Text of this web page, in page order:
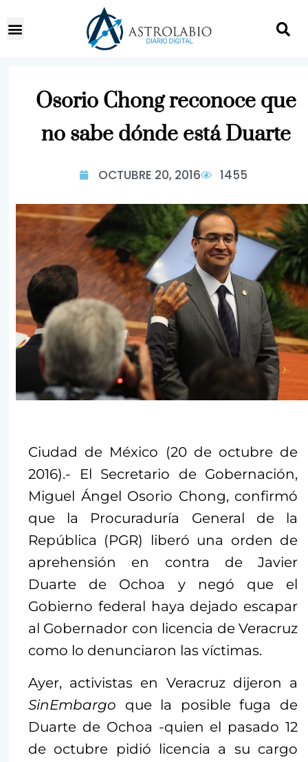
Osorio Chong reconoce que
no sabe dónde está Duarte
OCTUBRE 20, 2016 1455
Ciudad de México (20 de octubre de
2016).- El Secretario de Gobernación,
Miguel Ángel Osorio Chong, confirmó
que la Procuraduría General de la
República (PGR) liberó una orden de
aprehensión en contra de Javier
Duarte de Ochoa y negó que el
Gobierno federal haya dejado escapar
al Gobernador con licencia de Veracruz
como lo denunciaron las víctimas.
Ayer, activistas en Veracruz dijeron a
SinEmbargo que la posible fuga de
Duarte de Ochoa -quien el pasado 12
de octubre pidió licencia a su cargo